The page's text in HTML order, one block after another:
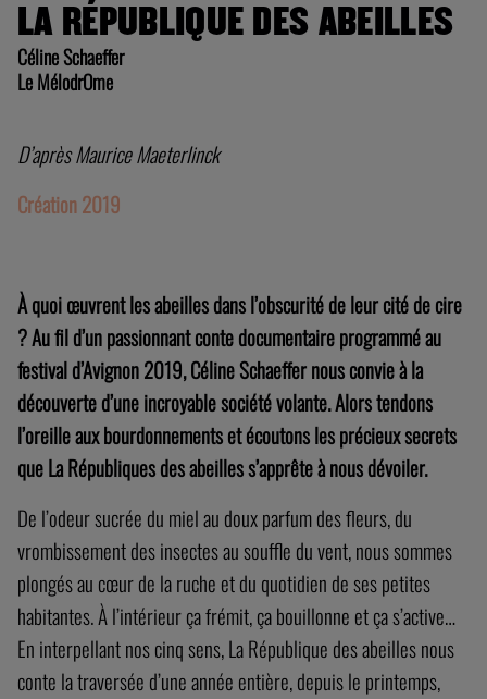
LA RÉPUBLIQUE DES ABEILLES
Céline Schaeffer
Le MélodrOme
D’après Maurice Maeterlinck
Création 2019
À quoi œuvrent les abeilles dans l’obscurité de leur cité de cire
? Au fil d’un passionnant conte documentaire programmé au
festival d’Avignon 2019, Céline Schaeffer nous convie à la
découverte d’une incroyable société volante. Alors tendons
l’oreille aux bourdonnements et écoutons les précieux secrets
que La Républiques des abeilles s’apprête à nous dévoiler.
De l’odeur sucrée du miel au doux parfum des fleurs, du
vrombissement des insectes au souffle du vent, nous sommes
plongés au cœur de la ruche et du quotidien de ses petites
habitantes. À l’intérieur ça frémit, ça bouillonne et ça s’active…
En interpellant nos cinq sens, La République des abeilles nous
conte la traversée d’une année entière, depuis le printemps,